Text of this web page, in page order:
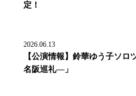
定！
2026.06.13
【公演情報】鈴華ゆう子ソ
名阪巡礼―」